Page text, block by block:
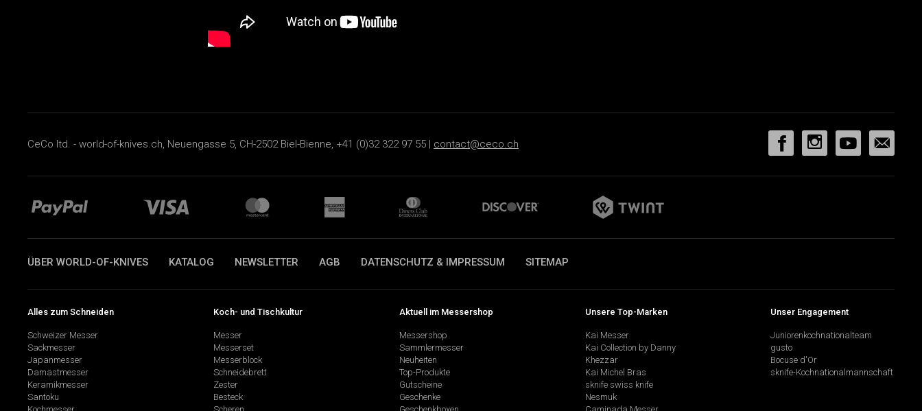
CeCo ltd. - world-of-knives.ch, Neuengasse 5, CH-2502 Biel-Bienne, +41 (0)32 322 97 55 | contact@ceco.ch
ÜBER WORLD-OF-KNIVES KATALOG NEWSLETTER AGB DATENSCHUTZ & IMPRESSUM SITEMAP
Alles zum Schneiden
Schweizer Messer
Sackmesser
Japanmesser
Damastmesser
Keramikmesser
Santoku
Koch- und Tischkultur
Messer
Messerset
Messerblock
Schneidebrett
Zester
Besteck
Aktuell im Messershop
Messershop
Sammlermesser
Neuheiten
Top-Produkte
Gutscheine
Geschenke
Unsere Top-Marken
Kai Messer
Kai Collection by Danny
Khezzar
Kai Michel Bras
sknife swiss knife
Nesmuk
Unser Engagement
Juniorenkochnationalteam
gusto
Bocuse d'Or
sknife-Kochnationalmannschaft